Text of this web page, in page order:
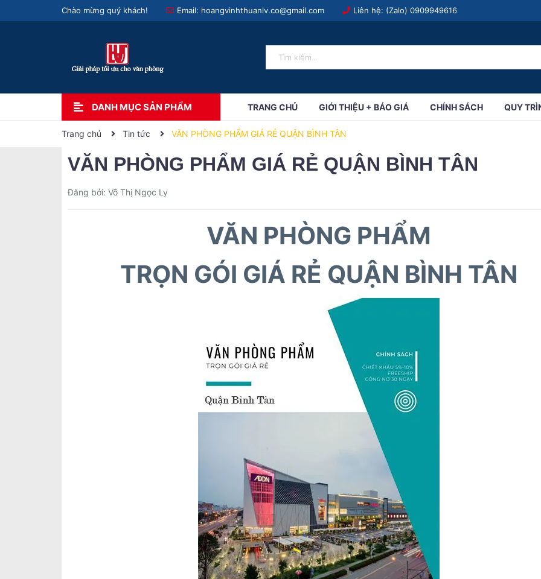
Chào mừng quý khách! Email: hoangvinhthuanlv.co@gmail.com Liên hệ: (Zalo) 0909949616
DANH MỤC SẢN PHẨM TRANG CHỦ GIỚI THIỆU + BÁO GIÁ CHÍNH SÁCH QUY
Trang chủ Tin tức VĂN PHÒNG PHẨM GIÁ RẺ QUẬN BÌNH TÂN
VĂN PHÒNG PHẨM GIÁ RẺ QUẬN BÌNH TÂN
Đăng bởi: Võ Thị Ngọc Ly
VĂN PHÒNG PHẨM
TRỌN GÓI GIÁ RẺ QUẬN BÌNH TÂN